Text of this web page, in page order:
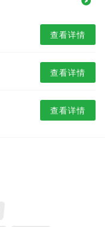
查看详情
查看详情
查看详情